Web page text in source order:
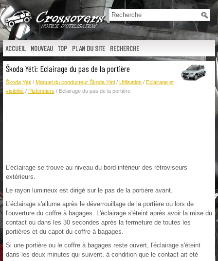
ACCUEIL NOUVEAU TOP PLAN DU SITE RECHERCHE
Škoda Yéti: Eclairage du pas de la portière
Škoda Yéti / Manuel du conducteur Škoda Yéti / Utilisation / Eclairage et
visibilité / Plafonniers / Eclairage du pas de la portière
L'éclairage se trouve au niveau du bord inférieur des rétroviseurs
extérieurs.
Le rayon lumineux est dirigé sur le pas de la portière avant.
L'éclairage s'allume après le déverrouillage de la portière ou lors de
l'ouverture du coffre à bagages. L'éclairage s'éteint après avoir la mise du
contact ou dans les 30 secondes après la fermeture de toutes les
portières et du capot du coffre à bagages.
Si une portière ou le coffre à bagages reste ouvert, l'éclairage s'éteint
dans les deux minutes qui suivent, à condition que le contact ait été